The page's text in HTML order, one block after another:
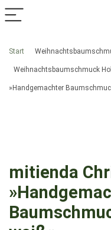
Start
Weihnachtsbaumschmuck
»Handgemachter
mitienda